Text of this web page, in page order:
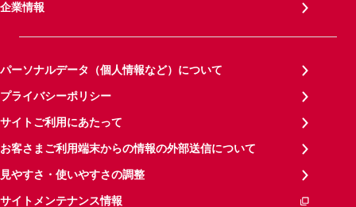
企業情報
パーソナルデータ（個人情報など）について
プライバシーポリシー
サイトご利用にあたって
お客さまご利用端末からの情報の外部送信について
見やすさ・使いやすさの調整
サイトメンテナンス情報